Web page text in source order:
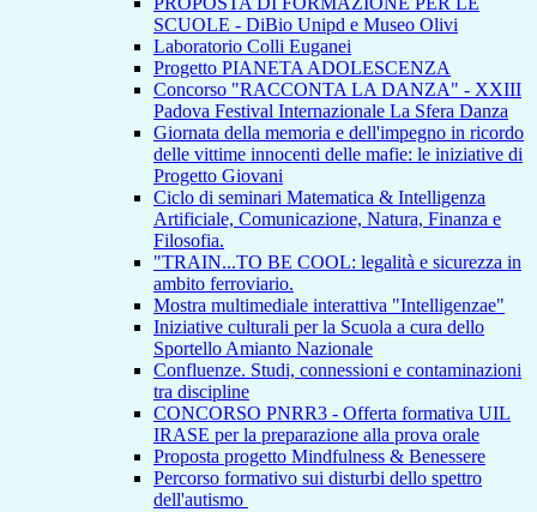
SCUOLE - DiBio Unipd e Museo Olivi
Laboratorio Colli Euganei
Progetto PIANETA ADOLESCENZA
Concorso "RACCONTA LA DANZA" - XXIII
Padova Festival Internazionale La Sfera Danza
Giornata della memoria e dell'impegno in ricordo
delle vittime innocenti delle mafie: le iniziative di
Progetto Giovani
Ciclo di seminari Matematica & Intelligenza
Artificiale, Comunicazione, Natura, Finanza e
Filosofia.
"TRAIN...TO BE COOL: legalità e sicurezza in
ambito ferroviario.
Mostra multimediale interattiva "Intelligenzae"
Iniziative culturali per la Scuola a cura dello
Sportello Amianto Nazionale
Confluenze. Studi, connessioni e contaminazioni
tra discipline
CONCORSO PNRR3 - Offerta formativa UIL
IRASE per la preparazione alla prova orale
Proposta progetto Mindfulness & Benessere
Percorso formativo sui disturbi dello spettro
dell'autismo